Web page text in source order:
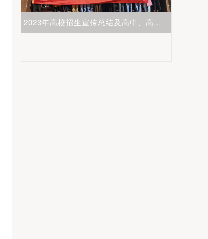
2023年高校招生宣传总结及高中、高校新高考生涯发展主题研讨会圆满举行